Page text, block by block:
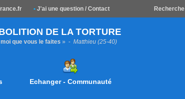
• J'ai une question / Contact Recherche
DE LA TORTURE
que vous le faites » - Matthieu (25-40)
Echanger - Communauté